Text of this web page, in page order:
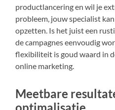
productlancering en wil je
probleem, jouw specialist
opzetten. Is het juist een
de campagnes eenvoudig
flexibiliteit is goud waard in
online marketing.
Meetbare
optimalisatie